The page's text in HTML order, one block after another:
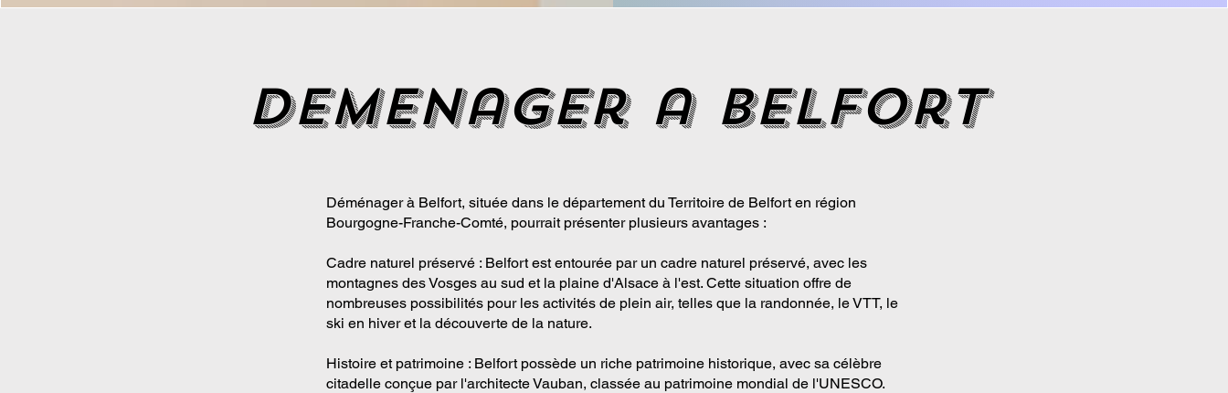
demenager a belfort
Déménager à Belfort, située dans le département du Territoire de Belfort en région
Bourgogne-Franche-Comté, pourrait présenter plusieurs avantages :
Cadre naturel préservé : Belfort est entourée par un cadre naturel préservé, avec les
montagnes des Vosges au sud et la plaine d'Alsace à l'est. Cette situation offre de
nombreuses possibilités pour les activités de plein air, telles que la randonnée, le VTT, le
ski en hiver et la découverte de la nature.
Histoire et patrimoine : Belfort possède un riche patrimoine historique, avec sa célèbre
citadelle conçue par l'architecte Vauban, classée au patrimoine mondial de l'UNESCO.